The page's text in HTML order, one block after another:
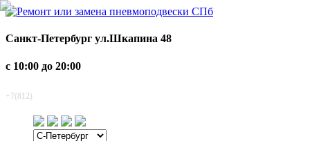
Санкт-Петербург ул.Шкапина 48
с 10:00 до 20:00
+7(812)